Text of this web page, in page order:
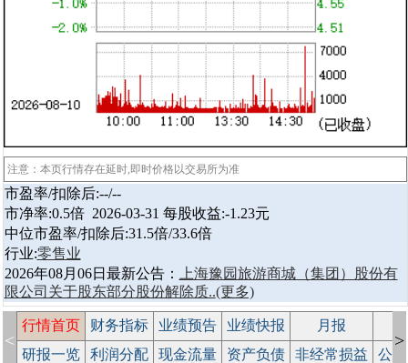
注意：本页行情存在延时,即时价格以交易所为准
市盈率/扣除后:--/--
市净率:0.5倍 2026-03-31 每股收益:-1.23元
中位市盈率/扣除后:31.5倍/33.6倍
行业:零售业
2026年08月06日最新公告：
上海豫园旅游商城（集团）股份有
限公司关于股东部分股份解除质..(更多)
<
行情首页 财务指标 业绩预告 业绩快报 月报
研报一览
利润分配 现金流量 资产负债 非经常损益 公
>